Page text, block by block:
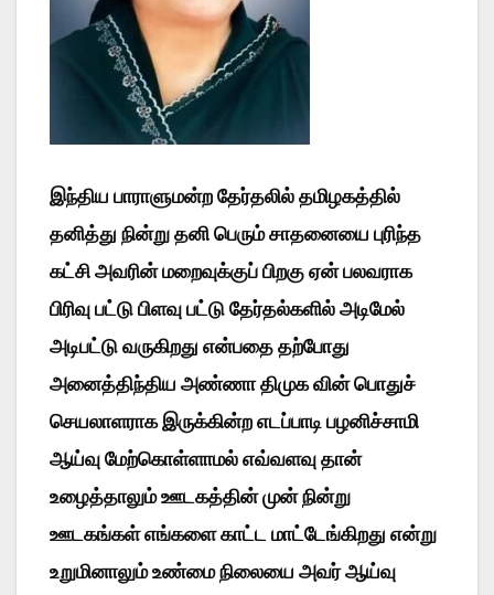
இந்திய பாராளுமன்ற தேர்தலில் தமிழகத்தில்
தனித்து நின்று தனி பெரும் சாதனையை புரிந்த
கட்சி அவரின் மறைவுக்குப் பிறகு ஏன் பலவராக
பிரிவு பட்டு பிளவு பட்டு தேர்தல்களில் அடிமேல்
அடிபட்டு வருகிறது என்பதை தற்போது
அனைத்திந்திய அண்ணா திமுக வின் பொதுச்
செயலாளராக இருக்கின்ற எடப்பாடி பழனிச்சாமி
ஆய்வு மேற்கொள்ளாமல் எவ்வளவு தான்
உழைத்தாலும் ஊடகத்தின் முன் நின்று
ஊடகங்கள் எங்களை காட்ட மாட்டேங்கிறது என்று
உறுமினாலும் உண்மை நிலையை அவர் ஆய்வு